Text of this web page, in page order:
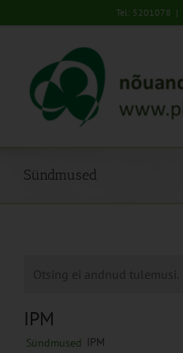
to
Tel: 5201078 |
Sündmused
Otsing ei andnud tulemusi.
IPM
Sündmused IPM